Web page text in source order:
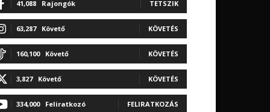
41,088 Rajongók TETSZIK
63,287 Követő KÖVETÉS
160,100 Követő KÖVETÉS
3,827 Követő KÖVETÉS
334,000 Feliratkozó FELIRATKOZÁS